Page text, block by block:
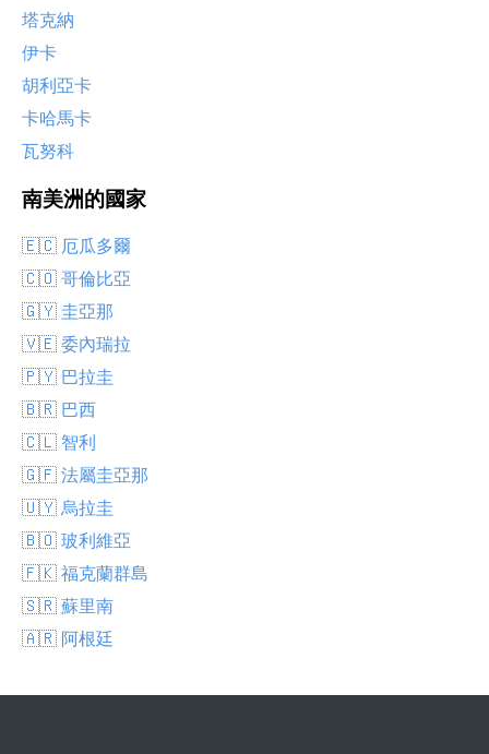
塔克納
伊卡
胡利亞卡
卡哈馬卡
瓦努科
南美洲的國家
🇪🇨 厄瓜多爾
🇨🇴 哥倫比亞
🇬🇾 圭亞那
🇻🇪 委內瑞拉
🇵🇾 巴拉圭
🇧🇷 巴西
🇨🇱 智利
🇬🇫 法屬圭亞那
🇺🇾 烏拉圭
🇧🇴 玻利維亞
🇫🇰 福克蘭群島
🇸🇷 蘇里南
🇦🇷 阿根廷